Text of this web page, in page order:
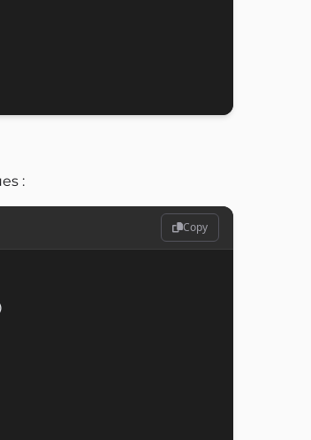
:
Copy